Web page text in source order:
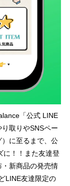
「公式 LINE
取りやSNSペー
に至るまで、公
に！！また友達登
新商品の発売情
LINE友達限定の